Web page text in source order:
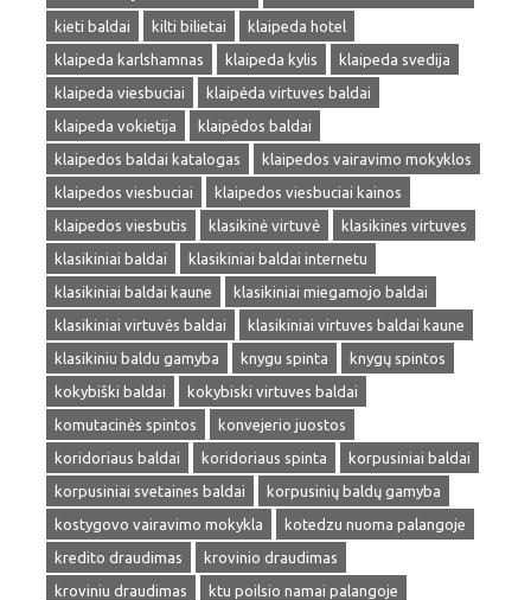
kieti baldai
kilti bilietai
klaipeda hotel
klaipeda karlshamnas
klaipeda kylis
klaipeda svedija
klaipeda viesbuciai
klaipėda virtuves baldai
klaipeda vokietija
klaipėdos baldai
klaipedos baldai katalogas
klaipedos vairavimo mokyklos
klaipedos viesbuciai
klaipedos viesbuciai kainos
klaipedos viesbutis
klasikinė virtuvė
klasikines virtuves
klasikiniai baldai
klasikiniai baldai internetu
klasikiniai baldai kaune
klasikiniai miegamojo baldai
klasikiniai virtuvės baldai
klasikiniai virtuves baldai kaune
klasikiniu baldu gamyba
knygu spinta
knygų spintos
kokybiški baldai
kokybiski virtuves baldai
komutacinės spintos
konvejerio juostos
koridoriaus baldai
koridoriaus spinta
korpusiniai baldai
korpusiniai svetaines baldai
korpusinių baldų gamyba
kostygovo vairavimo mokykla
kotedzu nuoma palangoje
kredito draudimas
krovinio draudimas
kroviniu draudimas
ktu poilsio namai palangoje